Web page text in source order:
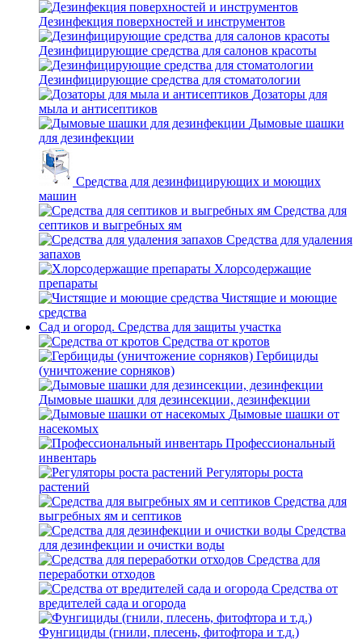
Дезинфекция поверхностей и инструментов
Дезинфицирующие средства для салонов красоты
Дезинфицирующие средства для стоматологии
Дозаторы для
мыла и антисептиков
Дымовые шашки
для дезинфекции
Средства для дезинфицирующих и моющих
машин
Средства для
септиков и выгребных ям
Средства для удаления
запахов
Хлорсодержащие
препараты
Чистящие и моющие
средства
Сад и огород. Средства для защиты участка
Средства от кротов
Гербициды
(уничтожение сорняков)
Дымовые шашки для дезинсекции, дезинфекции
Дымовые шашки от
насекомых
Профессиональный
инвентарь
Регуляторы роста
растений
Средства для
выгребных ям и септиков
Средства
для дезинфекции и очистки воды
Средства для
переработки отходов
Средства от
вредителей сада и огорода
Фунгициды (гнили, плесень, фитофтора и т.д.)